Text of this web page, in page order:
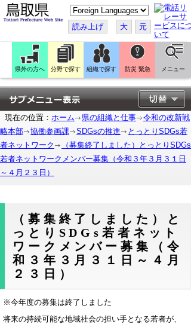
こ
の
ペ
ー
ジ
翻
訳
す
る
読み上げ 大 元
県外の方へ 分野で探す 組織で探す 防災 緊急 メニュー
現在の位置： ホーム 県の組織と仕事
令和の改新戦
略本部
協働参画課 SDGsの推進
とっとりSDGs若
者ネットワーク
（募集終了しました）とっとりSDGs
若者ネットワークメンバー募集（令和３年３月３１日
～４月２３日）
（募集終了しました）と
っとりSDGs若者ネット
ワークメンバー募集（令
和３年３月３１日～４月
２３日）
※今年度の募集は終了しました
将来の持続可能な地域社会の担い手となる若者が、